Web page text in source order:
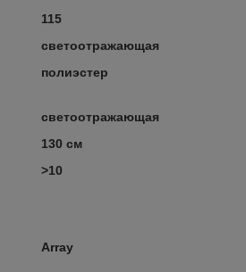
115
светоотражающая
полиэстер
светоотражающая
130 см
>10
Array